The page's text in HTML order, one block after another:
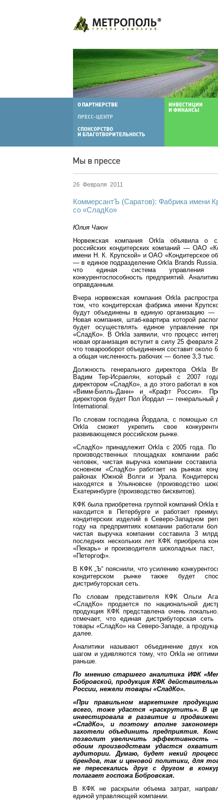
26 Февраля 2011
КоммерсантЪ (Саратов): Фабрика имени
со «СладКо»
Юлия Чаюн
Норвежская компания Orkla объявила о
российских кондитерских компаний — ОАО
имени Н. К. Крупской» и ОАО «Кондитерское
— в единое подразделение Orkla Brands
что единая система управления
конкурентоспособность предприятий.
оправданным.
Вчера норвежская компания Orkla
том, что кондитерская фабрика имени
будут объединены в единую организацию —
Новая компания, штаб-квартира которой
будет осуществлять единое управление
«СладКо». В Orkla заявили, что процесс
новая организация вступит в силу 25 февраля
что товарооборот объединения составит около
а общая численность рабочих — более 3,3 тыс.
Должность генерального директора Orkla
Вадим Тер-Исраелян, который с 2007
директором «СладКо», а до этого работал в
«Вимм-Билль-Данн» и «Крафт Россия».
директоров будет Пол Йордал — генеральный
International.
По словам господина Йордала, с помощью
Orkla сможет укрепить свое
развивающемся российском рынке.
«СладКо» принадлежит Orkla с 2005 года. По
производственных площадках компании
человек, чистая выручка компании
основном «СладКо» работает на рынках
районах Южной Волги и Урала.
находятся в Ульяновске (производство
Екатеринбурге (производство бисквитов).
КФК была приобретена группой компаний Orkla
находится в Петербурге и работает
кондитерских изделий в Северо-Западном
году на предприятиях компании работали
чистая выручка компании составила 3
последних нескольких лет КФК приобрела
«Пекарь» и производителя шоколадных
«Петергоф».
В КФК „Ъ“ пояснили, что усилению
кондитерском рынке также будет
дистрибуторская сеть.
По словам представителя КФК Ольги
«СладКо» продается по национальной
продукция КФК представлена очень
отмечает, что единая дистрибуторская сеть
товары «СладКо» на Северо-Западе, а
далее.
Аналитики называют объединение двух
шагом и удивляются тому, что Orkla не
раньше.
По мнению старшего аналитика ИФК
Бобровской, продукция КФК
России, нежели товары «СладКо».
«При правильном маркетинге
всего, тоже удастся «раскрутить». В
инвестировала в развитие и
«СладКо», и поэтому вполне
захотели объединить предприятия.
позволит увеличить эффективность
обоим производствам удастся
аудитории. Думаю, будет некий
брендов, так и ценовой политики, для
не пересекались друг с другом в
полагает госпожа Бобровская.
В КФК не раскрыли объема затрат,
единой управляющей компании.